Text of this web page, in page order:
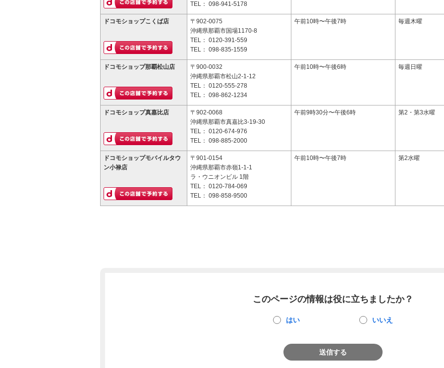
TEL： 098-941-5178
ドコモショップこくば店
〒902-0075
沖縄県那覇市国場1170-8
TEL： 0120-391-559
TEL： 098-835-1559
午前10時〜午後7時 毎週木曜
ドコモショップ那覇松山店
〒900-0032
沖縄県那覇市松山2-1-12
TEL： 0120-555-278
TEL： 098-862-1234
午前10時〜午後6時 毎週日曜
ドコモショップ真嘉比店
〒902-0068
沖縄県那覇市真嘉比3-19-30
TEL： 0120-674-976
TEL： 098-885-2000
午前9時30分〜午後6時 第2・第3水曜
ドコモショップモバイルタウ
ン小禄店
〒901-0154
沖縄県那覇市赤嶺1-1-1
ラ・ウニオンビル 1階
TEL： 0120-784-069
TEL： 098-858-9500
午前10時〜午後7時 第2水曜
このページの情報は役に立ちましたか？
はい いいえ
送信する